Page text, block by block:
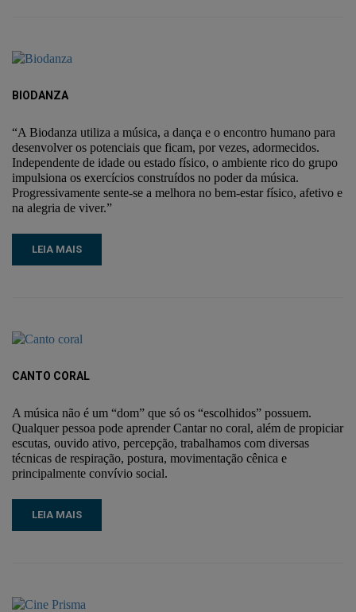
BIODANZA
“A Biodanza utiliza a música, a dança e o encontro humano para
desenvolver os potenciais que ficam, por vezes, adormecidos.
Independente de idade ou estado físico, o ambiente rico do grupo
impulsiona os exercícios construídos no poder da música.
Progressivamente sente-se a melhora no bem-estar físico, afetivo e
na alegria de viver.”
LEIA MAIS
CANTO CORAL
A música não é um “dom” que só os “escolhidos” possuem.
Qualquer pessoa pode aprender Cantar no coral, além de propiciar
escutas, ouvido ativo, percepção, trabalhamos com diversas
técnicas de respiração, postura, movimentação cênica e
principalmente convívio social.
LEIA MAIS